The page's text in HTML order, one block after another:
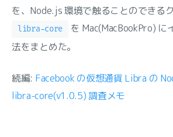
を、Node.js 環境で触ることのできる
libra-core
を Mac(MacBookPro) に
法をまとめた。
続編: Facebook の仮想通貨 Libra の
libra-core(v1.0.5) 調査メモ